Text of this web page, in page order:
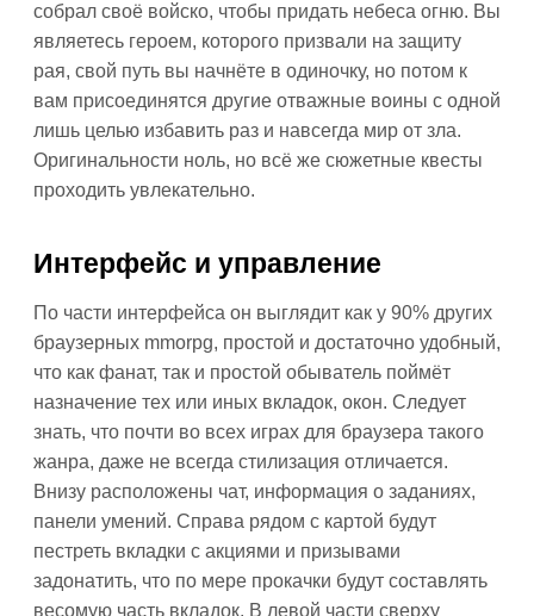
собрал своё войско, чтобы придать небеса огню. Вы
являетесь героем, которого призвали на защиту
рая, свой путь вы начнёте в одиночку, но потом к
вам присоединятся другие отважные воины с одной
лишь целью избавить раз и навсегда мир от зла.
Оригинальности ноль, но всё же сюжетные квесты
проходить увлекательно.
Интерфейс и управление
По части интерфейса он выглядит как у 90% других
браузерных mmorpg, простой и достаточно удобный,
что как фанат, так и простой обыватель поймёт
назначение тех или иных вкладок, окон. Следует
знать, что почти во всех играх для браузера такого
жанра, даже не всегда стилизация отличается.
Внизу расположены чат, информация о заданиях,
панели умений. Справа рядом с картой будут
пестреть вкладки с акциями и призывами
задонатить, что по мере прокачки будут составлять
весомую часть вкладок. В левой части сверху